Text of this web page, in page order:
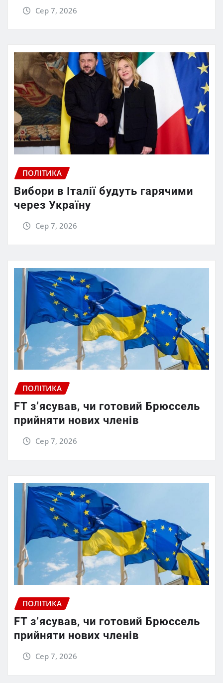
Сер 7, 2026
ПОЛІТИКА
Вибори в Італії будуть гарячими
через Україну
Сер 7, 2026
ПОЛІТИКА
FT зʼясував, чи готовий Брюссель
прийняти нових членів
Сер 7, 2026
ПОЛІТИКА
FT зʼясував, чи готовий Брюссель
прийняти нових членів
Сер 7, 2026